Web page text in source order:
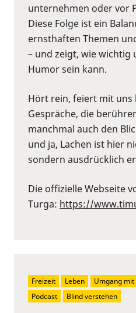
unternehmen oder vor
Diese Folge ist ein
ernsthaften Themen
– und zeigt, wie wichtig
Humor sein kann.
Hört rein, feiert mit uns
Gespräche, die
manchmal auch den
und ja, Lachen ist hier
sondern ausdrücklich
Die offizielle Webseite
Turga: https://
Freizeit Leben
Umgang
Podcast
Blind verstehen